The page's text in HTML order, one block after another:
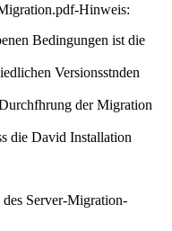
Hinweis:
Bedingungen ist die
Versionsstnden
der Migration
die David Installation
Server-Migration-